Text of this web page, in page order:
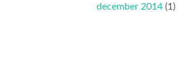
december 2014 (1)